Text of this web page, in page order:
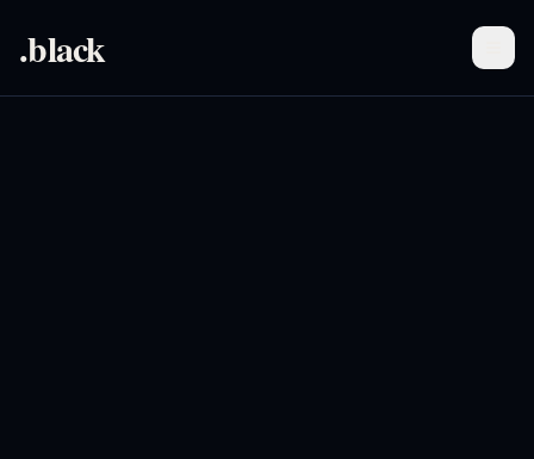
.black